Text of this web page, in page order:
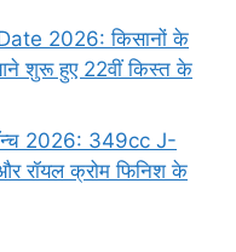
2026: किसानों के
शुरू हुए 22वीं किस्त के
2026: 349cc J-
रॉयल क्रोम फिनिश के